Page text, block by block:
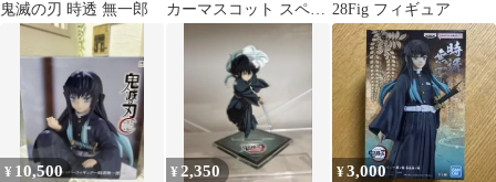
鬼滅の刃 時透 無一郎
カーマスコット スペシ
ャル 時透無一郎
28Fig フィギュア
¥ 10,500 ¥2,350 ¥3,000